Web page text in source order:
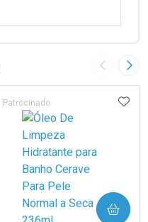
Imagem
AOS FAVORITOS
Patrocinado
COMPRAR